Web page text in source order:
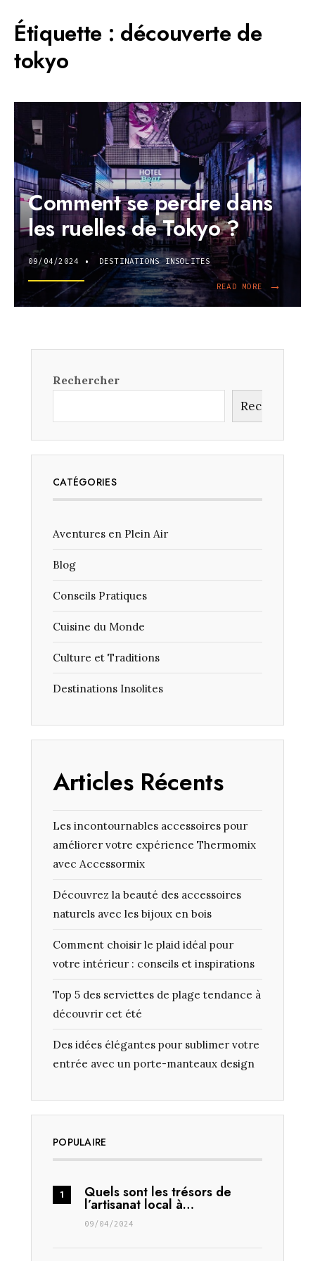
Étiquette : découverte de
tokyo
Comment se perdre dans
les ruelles de Tokyo ?
09/04/2024 • DESTINATIONS INSOLITES
READ MORE →
READ
MORE:
DANS
TOKYO
Rechercher
Rechercher
CATÉGORIES
Aventures en Plein Air
Blog
Conseils Pratiques
Cuisine du Monde
Culture et Traditions
Destinations Insolites
Articles Récents
Les incontournables accessoires pour
améliorer votre expérience Thermomix
avec Accessormix
Découvrez la beauté des accessoires
naturels avec les bijoux en bois
Comment choisir le plaid idéal pour
votre intérieur : conseils et inspirations
Top 5 des serviettes de plage tendance à
découvrir cet été
Des idées élégantes pour sublimer votre
entrée avec un porte-manteaux design
POPULAIRE
Quels sont les trésors de
l’artisanat local à…
09/04/2024